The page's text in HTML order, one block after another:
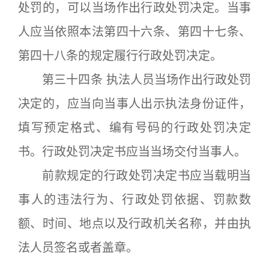
处罚的，可以当场作出行政处罚决定。当事
人应当依照本法第四十六条、第四十七条、
第四十八条的规定履行行政处罚决定。
第三十四条 执法人员当场作出行政处罚
决定的，应当向当事人出示执法身份证件，
填写预定格式、编有号码的行政处罚决定
书。行政处罚决定书应当当场交付当事人。
前款规定的行政处罚决定书应当载明当
事人的违法行为、行政处罚依据、罚款数
额、时间、地点以及行政机关名称，并由执
法人员签名或者盖章。